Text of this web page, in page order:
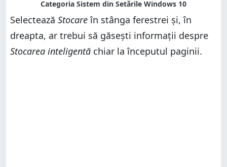
Selectează Stocareîn stânga ferestrei și, în
dreapta, ar trebui să găsești informații despre
Stocarea inteligentă chiar la începutul paginii.